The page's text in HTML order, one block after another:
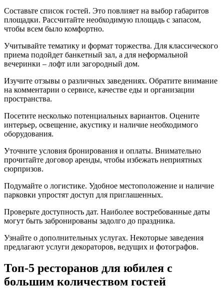
Составьте список гостей. Это повлияет на выбор габаритов
площадки. Рассчитайте необходимую площадь с запасом,
чтобы всем было комфортно.
Учитывайте тематику и формат торжества. Для классического
приема подойдет банкетный зал, а для неформальной
вечеринки – лофт или загородный дом.
Изучите отзывы о различных заведениях. Обратите внимание
на комментарии о сервисе, качестве еды и организации
пространства.
Посетите несколько потенциальных вариантов. Оцените
интерьер, освещение, акустику и наличие необходимого
оборудования.
Уточните условия бронирования и оплаты. Внимательно
прочитайте договор аренды, чтобы избежать неприятных
сюрпризов.
Подумайте о логистике. Удобное местоположение и наличие
парковки упростят доступ для приглашенных.
Проверьте доступность дат. Наиболее востребованные даты
могут быть забронированы задолго до праздника.
Узнайте о дополнительных услугах. Некоторые заведения
предлагают услуги декораторов, ведущих и фотографов.
Топ-5 ресторанов для юбилея с
большим количеством гостей